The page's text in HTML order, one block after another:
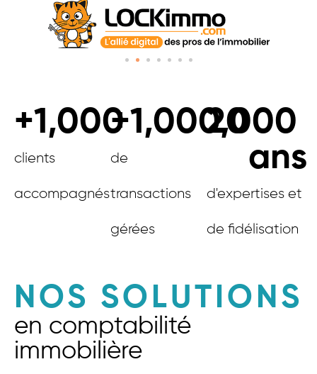
clients
accompagnés
+1,000
de
transactions
gérées
+1,000,000
d'expertises et
de fidélisation
20
ans
NOS SOLUTIONS
en comptabilité
immobilière